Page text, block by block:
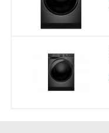
Công nghệ bảo quản thực